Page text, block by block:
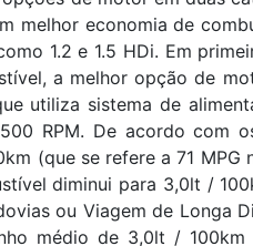
melhor economia de
1.2 e 1.5 HDi. Em
a melhor opção de
utiliza sistema de
RPM. De acordo com
(que se refere a 71 MPG
diminui para 3,0lt /
ou Viagem de Longa
médio de 3,0lt / 100km